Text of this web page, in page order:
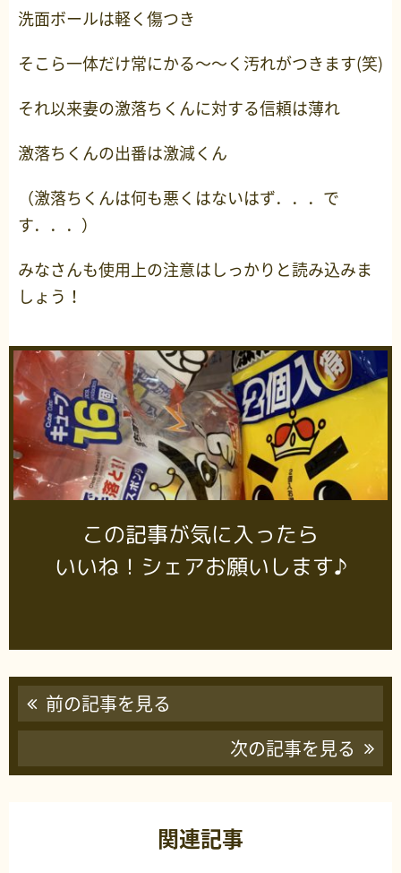
洗面ボールは軽く傷つき
そこら一体だけ常にかる～～く汚れがつきます(笑)
それ以来妻の激落ちくんに対する信頼は薄れ
激落ちくんの出番は激減くん
（激落ちくんは何も悪くはないはず．．．で
す．．．）
みなさんも使用上の注意はしっかりと読み込みま
しょう！
この記事が気に入ったら
いいね！シェアお願いします♪
前の記事を見る
次の記事を見る
関連記事